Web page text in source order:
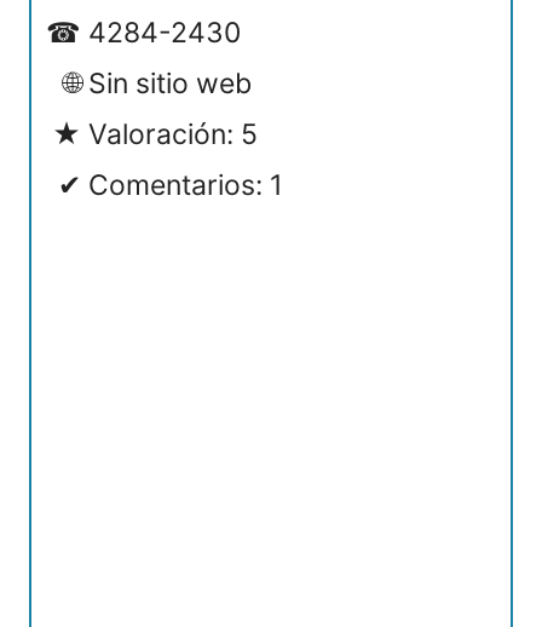
4284-2430
Sin sitio web
Valoración: 5
Comentarios: 1